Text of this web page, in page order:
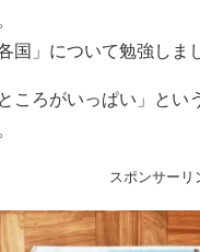
国」について勉強しま
ころがいっぱい」とい
スポンサーリ